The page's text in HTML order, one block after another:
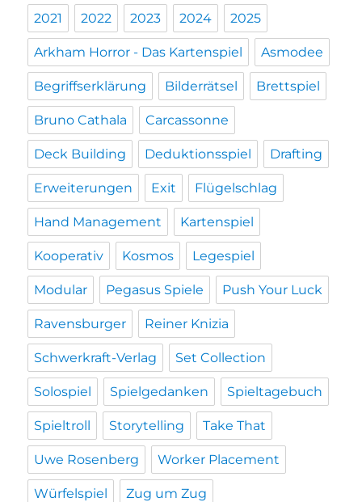
2021 2022 2023 2024 2025
Arkham Horror - Das Kartenspiel Asmodee
Begriffserklärung Bilderrätsel Brettspiel
Bruno Cathala Carcassonne
Deck Building Deduktionsspiel Drafting
Erweiterungen Exit Flügelschlag
Hand Management Kartenspiel
Kooperativ Kosmos Legespiel
Modular Pegasus Spiele Push Your Luck
Ravensburger Reiner Knizia
Schwerkraft-Verlag Set Collection
Solospiel Spielgedanken Spieltagebuch
Spieltroll Storytelling Take That
Uwe Rosenberg Worker Placement
Würfelspiel Zug um Zug